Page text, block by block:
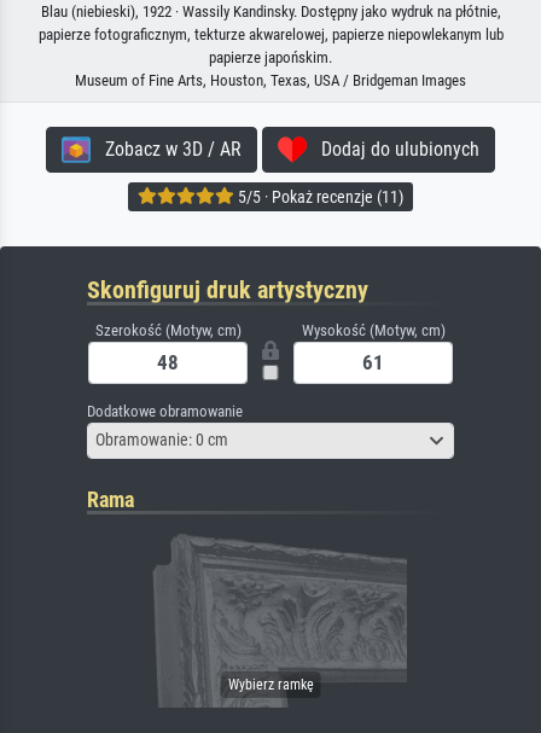
Blau (niebieski), 1922 · Wassily Kandinsky. Dostępny jako wydruk na płótnie,
papierze fotograficznym, tekturze akwarelowej, papierze niepowlekanym lub
papierze japońskim.
Museum of Fine Arts, Houston, Texas, USA / Bridgeman Images
Zobacz w 3D / AR Dodaj do ulubionych
5/5 · Pokaż recenzje (11)
Skonfiguruj druk artystyczny
Szerokość (Motyw, cm) Wysokość (Motyw, cm)
Dodatkowe obramowanie
Obramowanie: 0 cm
Rama